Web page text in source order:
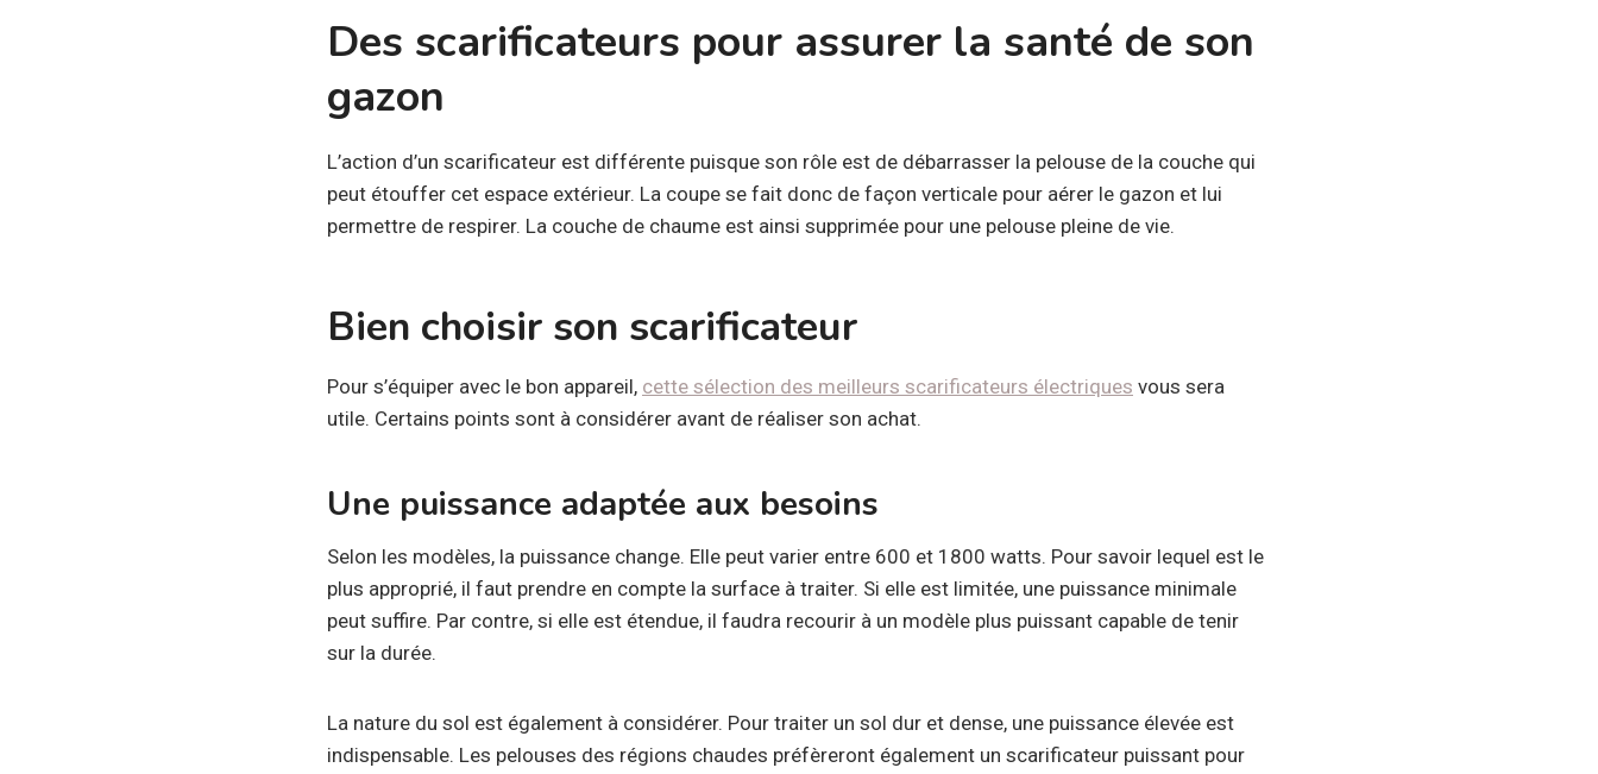
Des scarificateurs pour assurer la santé de son
gazon
L’action d’un scarificateur est différente puisque son rôle est de débarrasser la pelouse de la couche qui
peut étouffer cet espace extérieur. La coupe se fait donc de façon verticale pour aérer le gazon et lui
permettre de respirer. La couche de chaume est ainsi supprimée pour une pelouse pleine de vie.
Bien choisir son scarificateur
Pour s’équiper avec le bon appareil, cette sélection des meilleurs scarificateurs électriques vous sera
utile. Certains points sont à considérer avant de réaliser son achat.
Une puissance adaptée aux besoins
Selon les modèles, la puissance change. Elle peut varier entre 600 et 1800 watts. Pour savoir lequel est le
plus approprié, il faut prendre en compte la surface à traiter. Si elle est limitée, une puissance minimale
peut suffire. Par contre, si elle est étendue, il faudra recourir à un modèle plus puissant capable de tenir
sur la durée.
La nature du sol est également à considérer. Pour traiter un sol dur et dense, une puissance élevée est
indispensable. Les pelouses des régions chaudes préfèreront également un scarificateur puissant pour